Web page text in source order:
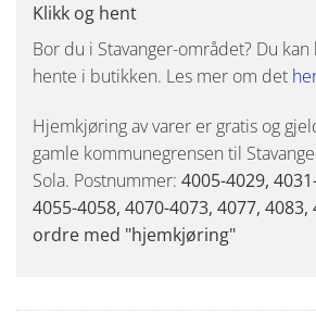
Klikk og hent
Bor du i Stavanger-området? Du
hente i butikken. Les mer om det
Hjemkjøring av varer er gratis og
gamle kommunegrensen til
Sola. Postnummer: 4005-4029,
4055-4058, 4070-4073, 4077,
ordre med "hjemkjøring"